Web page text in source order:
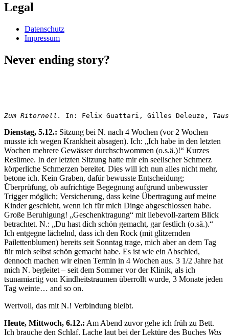
Legal
Datenschutz
Impressum
Never ending story?
Zum Ritornell. In: Felix Guattari, Gilles Deleuze,
Dienstag, 5.12.: Sitzung bei N. nach 4 Wochen (vor 2 Wochen
musste ich wegen Krankheit absagen). Ich: „Ich habe in den letzten
Wochen mehrere Gewässer durchschwommen (o.s.ä.)!“ Kurzes
Resümee. In der letzten Sitzung hatte mir ein seelischer Schmerz
körperliche Schmerzen bereitet. Dies will ich nun alles nicht mehr,
betone ich. Kein Graben, dafür bewusste Entscheidung;
Überprüfung, ob aufrichtige Begegnung aufgrund unbewusster
Trigger möglich; Versicherung, dass keine Übertragung auf meine
Kinder geschieht, wenn ich für mich Dinge abgeschlossen habe.
Große Beruhigung! „Geschenktragung“ mit liebevoll-zartem Blick
betrachtet. N.: „Du hast dich schön gemacht, gar festlich (o.sä.).“
Ich entgegne lächelnd, dass ich den Rock (mit glitzernden
Pailettenblumen) bereits seit Sonntag trage, mich aber an dem Tag
für mich selbst schön gemacht habe. Es ist wie ein Abschied,
dennoch machen wir einen Termin in 4 Wochen aus. 3 1/2 Jahre hat
mich N. begleitet – seit dem Sommer vor der Klinik, als ich
tsunamiartig von Kindheitstraumen überrollt wurde, 3 Monate jeden
Tag weinte… and so on.
Wertvoll, das mit N.! Verbindung bleibt.
Heute, Mittwoch, 6.12.: Am Abend zuvor gehe ich früh zu Bett.
Ich brauche den Schlaf. Lache laut bei der Lektüre des Buches Was